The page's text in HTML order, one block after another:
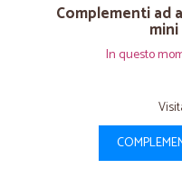
Complementi ad
In questo